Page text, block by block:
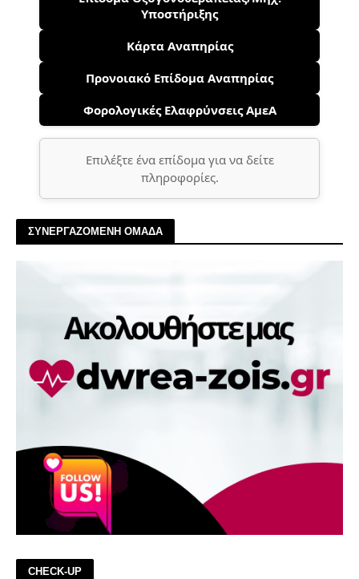
Υποστήριξης
Κάρτα Αναπηρίας
Προνοιακό Επίδομα Αναπηρίας
Φορολογικές Ελαφρύνσεις ΑμεΑ
Επιλέξτε ένα επίδομα για να δείτε
πληροφορίες.
ΣΥΝΕΡΓΑΖΟΜΕΝΗ ΟΜΑΔΑ
CHECK-UP